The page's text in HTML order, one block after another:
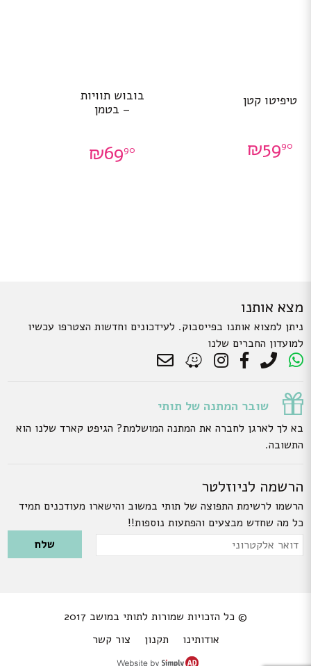
טיפיטו קטן
₪5990
בובוש תוויות
– בטמן
₪6990
מצא אותנו
ניתן למצוא אותנו בפייסבוק. לעידכונים וחדשות הצטרפו עכשיו
למועדון החברים שלנו
שובר המתנה של תותי
בא לך לארגן לחברה את המתנה המושלמת? הגיפט קארד שלנו הוא
התשובה.
הרשמה לניוזלטר
הרשמו לרשימת התפוצה של תותי במשוב והישארו מעודכנים תמיד
כל מה שחדש מבצעים והפתעות נוספות!!
Please leave this field empty.
דואר
© כל הזכויות שמורות לתותי במושב 2017
אודותינו
תקנון צור קשר